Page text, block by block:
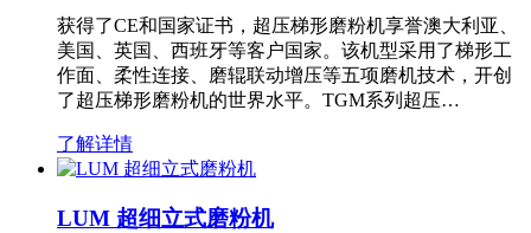
获得了CE和国家证书，超压梯形磨粉机享誉澳大利亚、
美国、英国、西班牙等客户国家。该机型采用了梯形工
作面、柔性连接、磨辊联动增压等五项磨机技术，开创
了超压梯形磨粉机的世界水平。TGM系列超压…
了解详情
LUM 超细立式磨粉机